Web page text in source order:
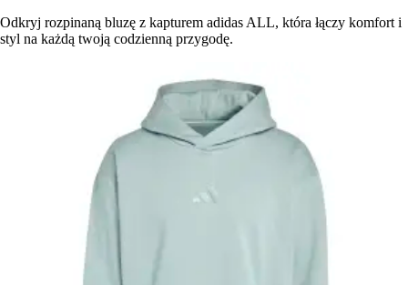
Odkryj rozpinaną bluzę z kapturem adidas ALL, która łączy komfort i
styl na każdą twoją codzienną przygodę.